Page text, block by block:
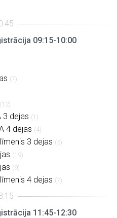
09:15-10:00
(7)
(12)
3 dejas (1)
4 dejas (4)
3 dejas (5)
(19)
(9)
4 dejas (7)
11:45-12:30